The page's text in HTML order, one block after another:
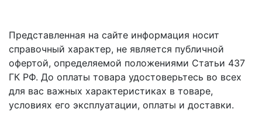
Представленная на сайте информация носит
справочный характер, не является публичной
офертой, определяемой положениями Статьи 437
ГК РФ. До оплаты товара удостоверьтесь во всех
для вас важных характеристиках в товаре,
условиях его эксплуатации, оплаты и доставки.